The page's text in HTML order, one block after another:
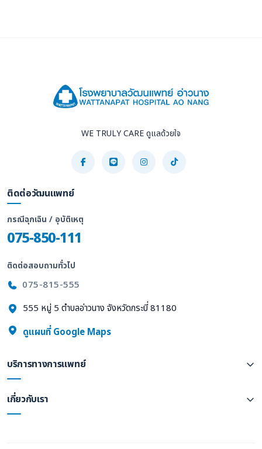
WE TRULY CARE ดูแลด้วยใจ
ติดต่อวัฒนแพทย์
กรณีฉุกเฉิน / อุบัติเหตุ
075-850-111
ติดต่อสอบถามทั่วไป
075-815-555
555 หมู่ 5 ตำบลอ่าวนาง จังหวัดกระบี่ 81180
ดูแผนที่ Google Maps
บริการทางการแพทย์
เกี่ยวกับเรา